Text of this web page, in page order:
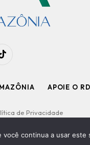
TikTok
APOIE O
de Privacidade
continua a usar